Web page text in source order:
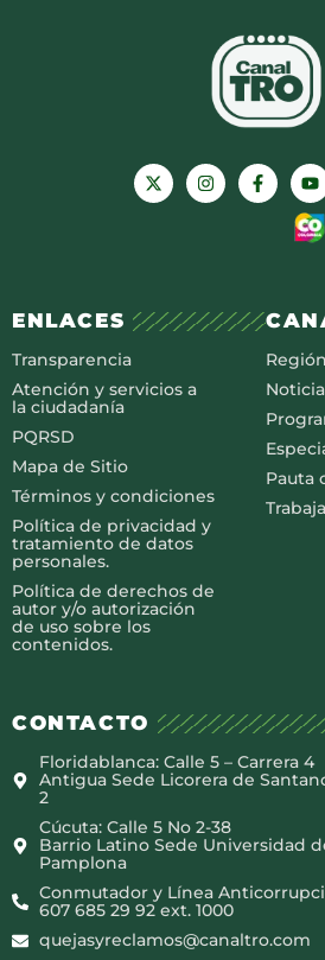
ENLACES
Transparencia
Atención y servicios a
la ciudadanía
PQRSD
Mapa de Sitio
Términos y condiciones
Política de privacidad y
tratamiento de datos
personales.
Política de derechos de
autor y/o autorización
de uso sobre los
contenidos.
Región
Pauta
CONTACTO
Floridablanca: Calle 5 – Carrera 4
Antigua Sede Licorera de
2
Cúcuta: Calle 5 No 2-38
Barrio Latino Sede Universidad
Pamplona
Conmutador y Línea
607 685 29 92 ext. 1000
quejasyreclamos@canaltro.com